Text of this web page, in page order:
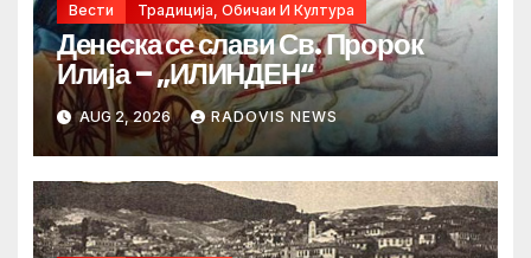
Вести Традиција, Обичаи И Култура
Денеска се слави Св. Пророк
Илија – „ИЛИНДЕН“
AUG 2, 2026 RADOVIS NEWS